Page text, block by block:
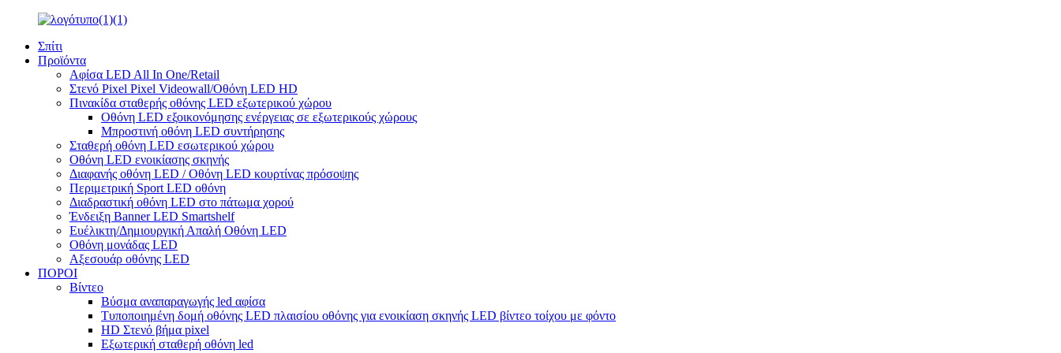
Σπίτι
Προϊόντα
Αφίσα LED All In One/Retail
Στενό Pixel Pixel Videowall/Οθόνη LED HD
Πινακίδα σταθερής οθόνης LED εξωτερικού χώρου
Οθόνη LED εξοικονόμησης ενέργειας σε εξωτερικούς χώρους
Μπροστινή οθόνη LED συντήρησης
Σταθερή οθόνη LED εσωτερικού χώρου
Οθόνη LED ενοικίασης σκηνής
Διαφανής οθόνη LED / Οθόνη LED κουρτίνας πρόσοψης
Περιμετρική Sport LED οθόνη
Διαδραστική οθόνη LED στο πάτωμα χορού
Ένδειξη Banner LED Smartshelf
Ευέλικτη/Δημιουργική Απαλή Οθόνη LED
Οθόνη μονάδας LED
Αξεσουάρ οθόνης LED
ΠΟΡΟΙ
Βίντεο
Βύσμα αναπαραγωγής led αφίσα
Τυποποιημένη δομή οθόνης LED πλαισίου οθόνης για ενοικίαση σκηνής LED βίντεο τοίχου με φόντο
HD Στενό βήμα pixel
Εξωτερική σταθερή οθόνη led